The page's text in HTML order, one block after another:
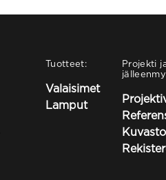
Tuotteet:
Valaisimet
Lamput
Projekti